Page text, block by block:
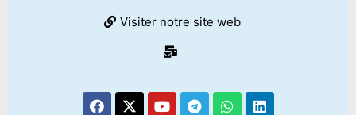
Visiter notre site web